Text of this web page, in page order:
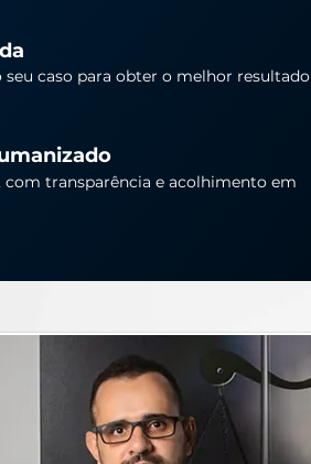
caso para obter o melhor resultado
transparência e acolhimento em